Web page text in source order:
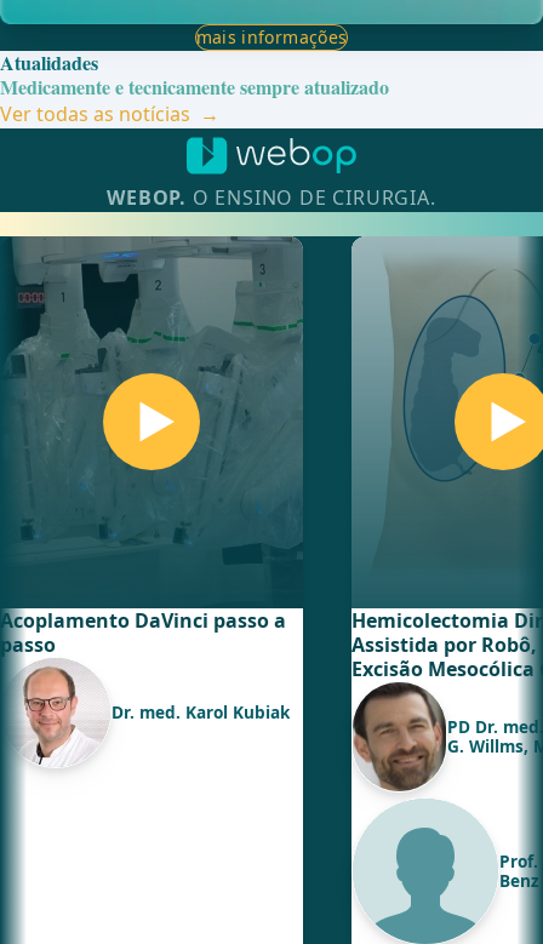
mais informações
Atualidades
Medicamente e tecnicamente sempre atualizado
Ver todas as notícias
WEBOP. O ENSINO DE CIRURGIA.
Acoplamento DaVinci passo a
passo
Dr. med. Karol Kubiak
Hemicolectomia
Assistida por Robô,
Excisão
(CME) e UFA
Uncinatus
de Visão Crítica
PD Dr.
G. Willms,
Prof. Dr.
Benz